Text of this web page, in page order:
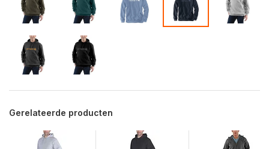
Gerelateerde producten